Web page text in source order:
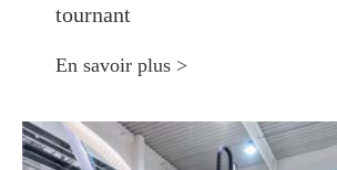
tournant
En savoir plus >